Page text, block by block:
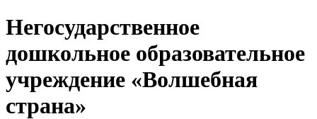
Негосударственное
дошкольное образовательное
учреждение «Волшебная
страна»